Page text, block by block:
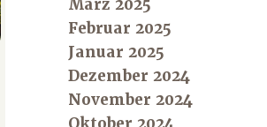
März 2025
Februar 2025
Januar 2025
Dezember 2024
November 2024
Oktober 2024